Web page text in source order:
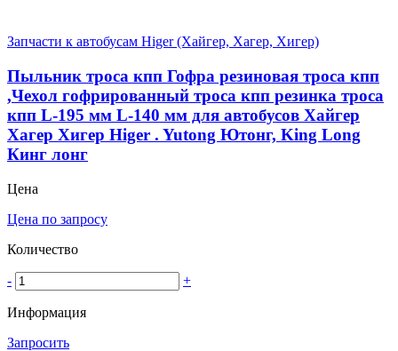
Запчасти к автобусам Higer (Хайгер, Хагер, Хигер)
Пыльник троса кпп Гофра резиновая троса кпп
,Чехол гофрированный троса кпп резинка троса
кпп L-195 мм L-140 мм для автобусов Хайгер
Хагер Хигер Higer . Yutong Ютонг, King Long
Кинг лонг
Цена
Цена по запросу
Количество
- +
Информация
Запросить